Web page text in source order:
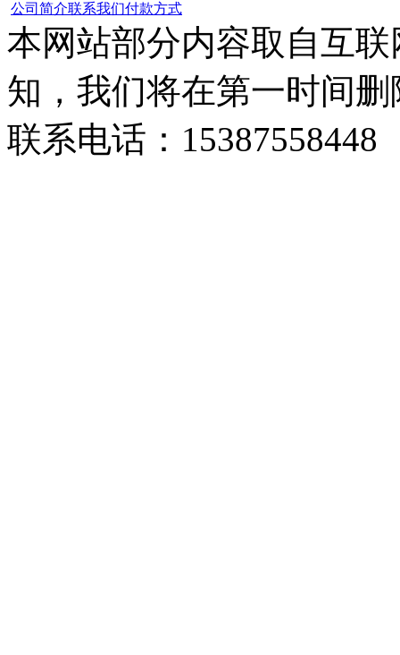
公司简介联系我们付款方式
本网站部分内容取自互
知，我们将在第一时间
联系电话：15387558448